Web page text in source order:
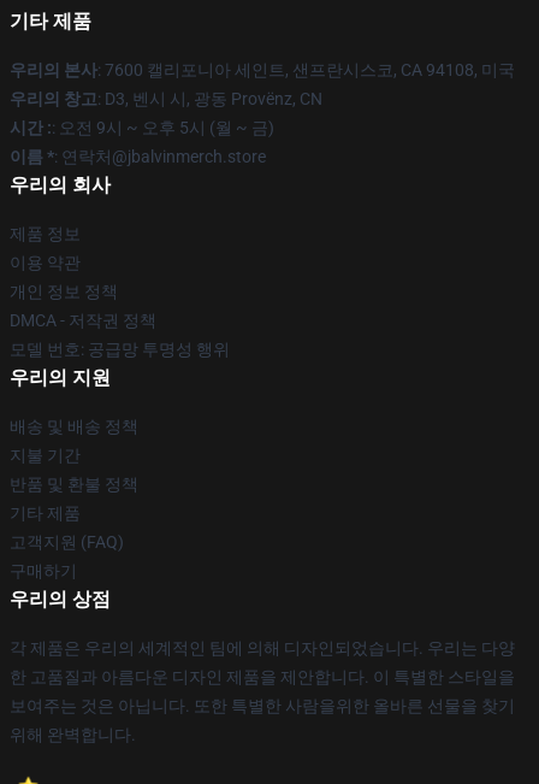
기타 제품
우리의 본사: 7600 캘리포니아 세인트, 샌프란시스코, CA 94108, 미국
우리의 창고: D3, 벤시 시, 광동 Provënz, CN
시간 :: 오전 9시 ~ 오후 5시 (월 ~ 금)
이름 *: 연락처@jbalvinmerch.store
우리의 회사
제품 정보
이용 약관
개인 정보 정책
DMCA - 저작권 정책
모델 번호: 공급망 투명성 행위
우리의 지원
배송 및 배송 정책
지불 기간
반품 및 환불 정책
기타 제품
고객지원 (FAQ)
구매하기
우리의 상점
각 제품은 우리의 세계적인 팀에 의해 디자인되었습니다. 우리는 다양
한 고품질과 아름다운 디자인 제품을 제안합니다. 이 특별한 스타일을
보여주는 것은 아닙니다. 또한 특별한 사람을위한 올바른 선물을 찾기
위해 완벽합니다.